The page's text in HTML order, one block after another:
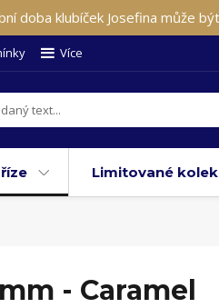
doba klubíček Josefina může
Více
Limitované
- Caramel